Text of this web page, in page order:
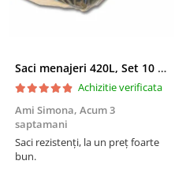
Saci menajeri 420L, Set 10 bucati
Achizitie verificata
Ami Simona, Acum 3
saptamani
Saci rezistenți, la un preț foarte
bun.